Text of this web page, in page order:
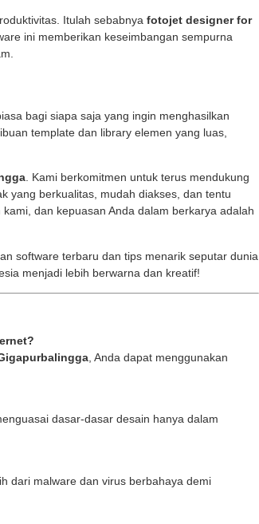
Itulah sebabnya fotojet designer for
ini memberikan keseimbangan sempurna
bagi siapa saja yang ingin menghasilkan
template dan library elemen yang luas,
. Kami berkomitmen untuk terus mendukung
yang berkualitas, mudah diakses, dan tentu
dan kepuasan Anda dalam berkarya adalah
software terbaru dan tips menarik seputar dunia
menjadi lebih berwarna dan kreatif!
, Anda dapat menggunakan
dasar-dasar desain hanya dalam
dari malware dan virus berbahaya demi